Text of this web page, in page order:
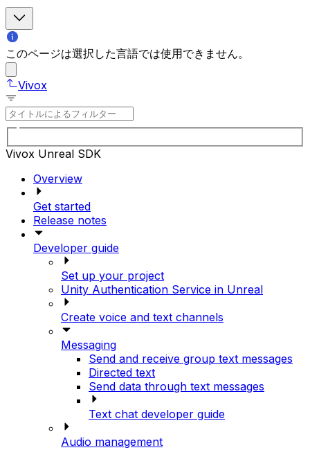
このページは選択した言語では使用できません。
Vivox
Vivox Unreal SDK
Overview
Get started
Release notes
Developer guide
Set up your project
Unity Authentication Service in Unreal
Create voice and text channels
Messaging
Send and receive group text messages
Directed text
Send data through text messages
Text chat developer guide
Audio management